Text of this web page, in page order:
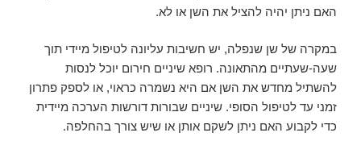
האם ניתן יהיה להציל את השן או לא.
במקרה של שן שנפלה, יש חשיבות עליונה לטיפול מיידי תוך
שעה-שעתיים מהתאונה. רופא שיניים חירום יוכל לנסות
להשתיל מחדש את השן אם היא נשמרה כראוי, או לספק פתרון
זמני עד לטיפול הסופי. שיניים שבורות דורשות הערכה מיידית
כדי לקבוע האם ניתן לשקם אותן או שיש צורך בהחלפה.